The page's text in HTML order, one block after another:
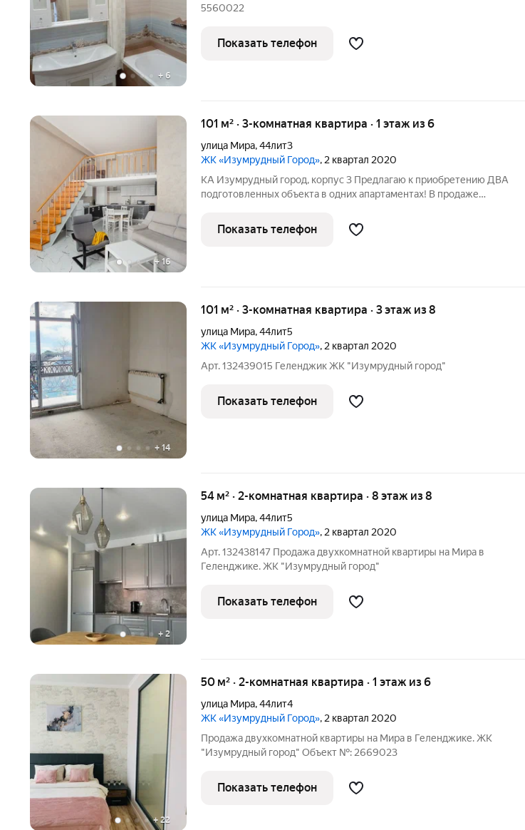
+ 6
5560022
Показать телефон
+16
101 м² · 3-комнатная квартира · 1 этаж из 6
улица Мира,44лит3
ЖК «Изумрудный Город», 2 квартал 2020
КА Изумрудный город, корпус 3 Предлагаю к приобретению ДВА
подготовленных объекта в одних апартаментах! В продаже
тамбур и далее слева студия, а справа евро-3К! Каждое
помещение
Показать телефон
+ 14
101 м² · 3-комнатная квартира · 3 этаж из 8
улица Мира,44лит5
ЖК «Изумрудный Город», 2 квартал 2020
Арт. 132439015 Геленджик ЖК "Изумрудный город"
Показать телефон
+ 2
54 м² · 2-комнатная квартира · 8 этаж из 8
улица Мира,44лит5
ЖК «Изумрудный Город», 2 квартал 2020
Арт. 132438147 Продажа двухкомнатной квартиры на Мира в
Геленджике. ЖК "Изумрудный город"
Показать телефон
+ 22
50 м² · 2-комнатная квартира · 1 этаж из 6
улица Мира,44лит4
ЖК «Изумрудный Город», 2 квартал 2020
Продажа двухкомнатной квартиры на Мира в Геленджике. ЖК
"Изумрудный город" Oбъект №: 2669023
Показать телефон